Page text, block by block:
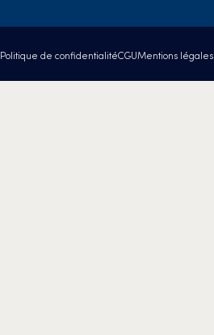
Politique de confidentialitéCGUMentions légales